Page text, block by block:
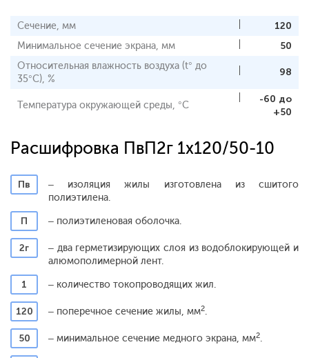
Сечение, мм
120
Минимальное сечение экрана, мм
50
Относительная влажность воздуха (t° до
35°С), %
98
Температура окружающей среды, °С
-60 до
+50
Расшифровка ПвП2г 1x120/50-10
Пв
– изоляция жилы изготовлена из сшитого
полиэтилена.
П
– полиэтиленовая оболочка.
2г
– два герметизирующих слоя из водоблокирующей и
алюмополимерной лент.
1
– количество токопроводящих жил.
120 – поперечное сечение жилы, мм2.
50 – минимальное сечение медного экрана, мм2.